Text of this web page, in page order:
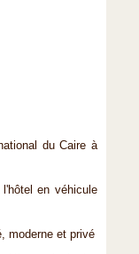
du Caire à
en véhicule
moderne et privé